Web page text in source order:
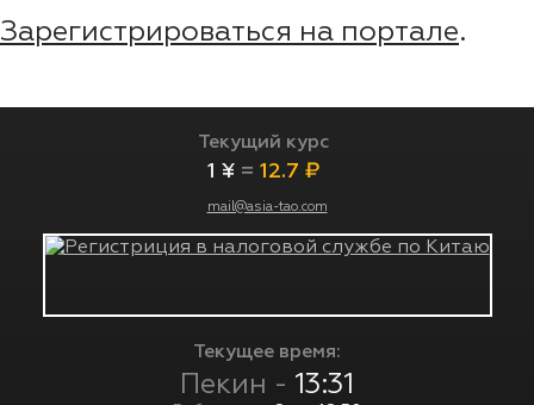
Зарегистрироваться на портале.
Текущий курс
1 ¥ = 12.7 ₽
mail@asia-tao.com
Текущее время:
Пекин - 13:31